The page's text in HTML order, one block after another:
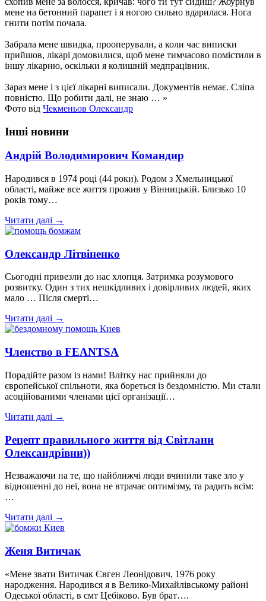
мене на бетонний парапет і я ногою сильно вдарилася. Нога
гнити потім почала.
Забрала мене швидка, прооперували, а коли час виписки
прийшов, лікарі домовилися, щоб мене тимчасово помістили в
іншу лікарню, оскільки я колишній медпрацівник.
Зараз мене і з цієї лікарні виписали. Документів немає. Сліпа
повністю. Що робити далі, не знаю … »
Фото від Чекменьов Олександр
Інші новини
Андрій Володимирович Командир
Народився в 1974 році (44 роки). Родом з Хмельницької
області, майже все життя прожив у Вінницькій. Близько 10
років тому…
Читати далі →
Олександр Літвіненко
Сьогодні привезли до нас хлопця. Затримка розумового
розвитку. Один з тих нешкідливих і довірливих людей, яких
мало … Після смерті…
Читати далі →
Членство в FEANTSA
Порадійте разом із нами! Влітку нас прийняли до
європейської спільноти, яка бореться із бездомністю. Ми стали
асоційованими членами цієї організації…
Читати далі →
Рецепт правильного життя від Світлани
Олександрівни))
Незважаючи на те, що найближчі люди вчинили таке зло у
відношенні до неї, вона не втрачає оптимізму, та радить всім:
…
Читати далі →
Женя Витичак
«Мене звати Витичак Євген Леонідович, 1976 року
народження. Народився я в Велико-Михайлівському районі
Одеської області, в смт Цебіково. Був брат….